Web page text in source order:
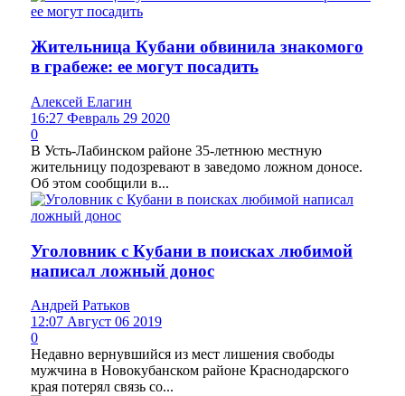
Жительница Кубани обвинила знакомого
в грабеже: ее могут посадить
Алексей Елагин
16:27 Февраль 29 2020
0
В Усть-Лабинском районе 35-летнюю местную
жительницу подозревают в заведомо ложном доносе.
Об этом сообщили в...
Уголовник с Кубани в поисках любимой
написал ложный донос
Андрей Ратьков
12:07 Август 06 2019
0
Недавно вернувшийся из мест лишения свободы
мужчина в Новокубанском районе Краснодарского
края потерял связь со...